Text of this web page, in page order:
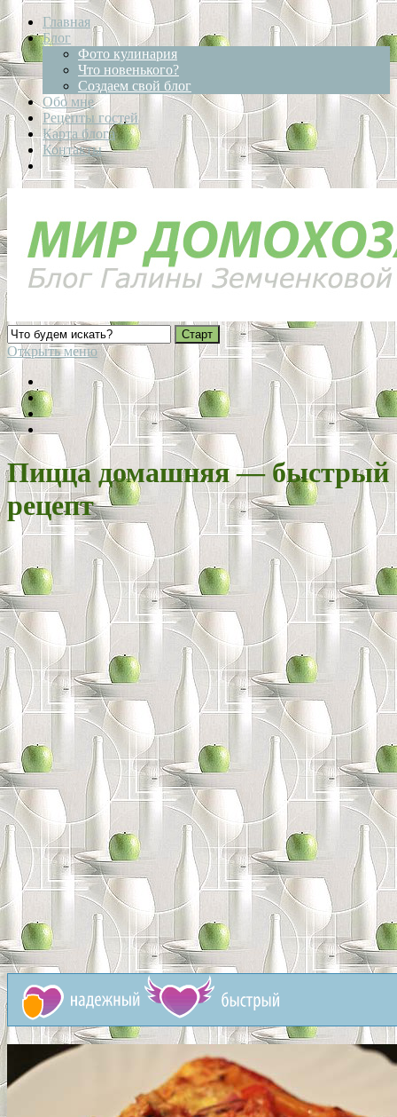
Главная
Блог
Фото кулинария
Что новенького?
Создаем свой блог
Обо мне
Рецепты гостей
Карта блога
Контакты
Открыть меню
Пицца домашняя — быстрый
рецепт